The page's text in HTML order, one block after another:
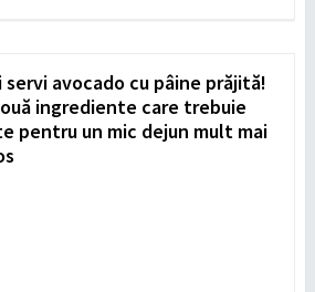
servi avocado cu pâine prăjită!
ingrediente care trebuie
pentru un mic dejun mult mai